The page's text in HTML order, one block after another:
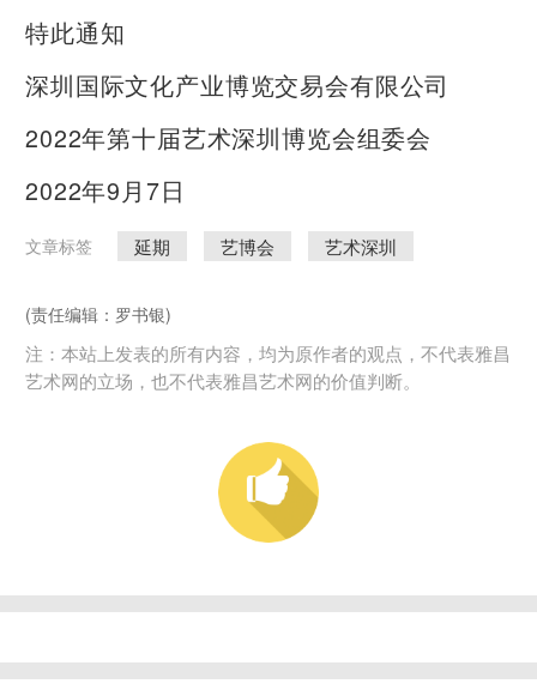
特此通知
深圳国际文化产业博览交易会有限公司
2022年第十届艺术深圳博览会组委会
2022年9月7日
文章标签 延期 艺博会 艺术深圳
(责任编辑：罗书银)
注：本站上发表的所有内容，均为原作者的观点，不代表雅昌
艺术网的立场，也不代表雅昌艺术网的价值判断。